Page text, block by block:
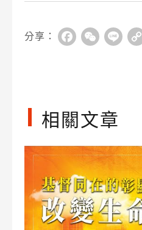
分享： FacebookWeChat
Line
相關文章